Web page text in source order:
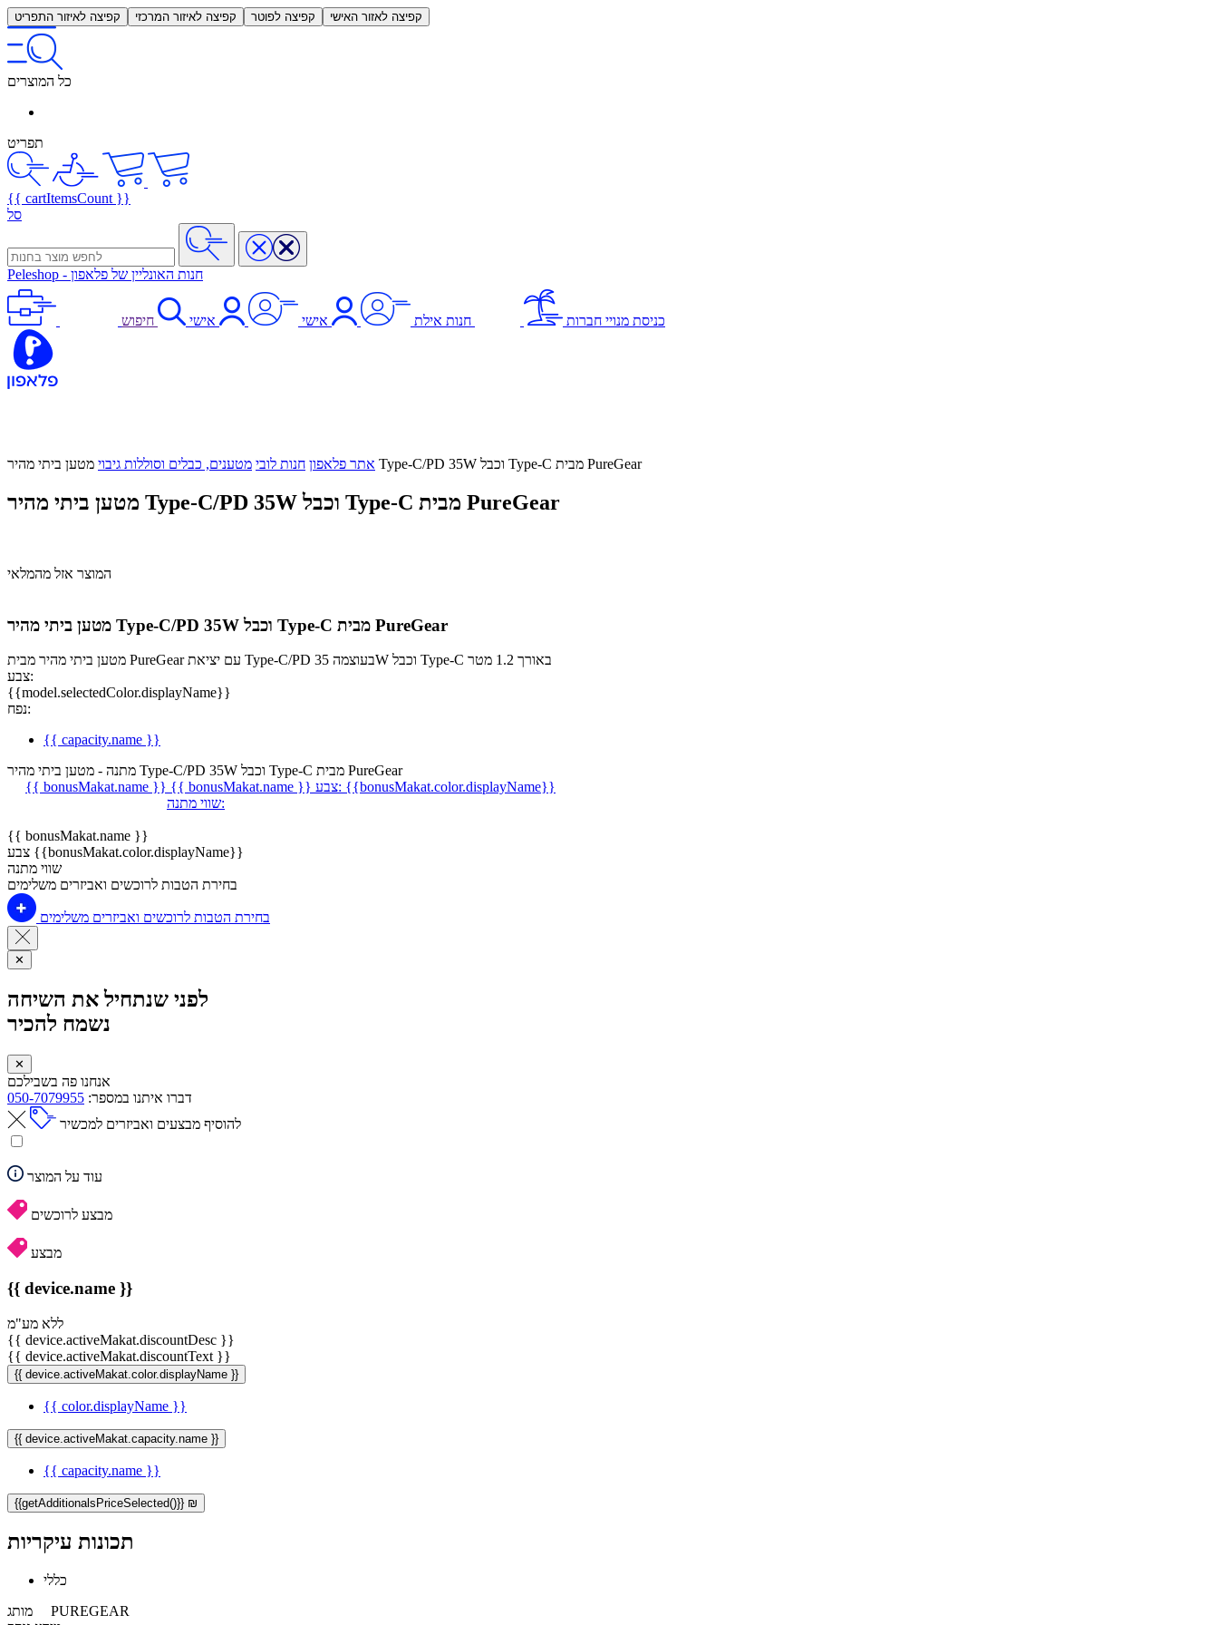
קפיצה לאיזור התפריט קפיצה לאיזור המרכזי קפיצה לפוטר קפיצה לאזור האישי
כל המוצרים
תפריט
{{ cartItemsCount }}
סל
Peleshop - חנות האונליין של פלאפון
כניסת מנויי חברות חנות אילת אישי אישי חיפוש
אתר פלאפון חנות לובי מטענים, כבלים וסוללות גיבוי מטען ביתי מהיר Type-C/PD 35W וכבל Type-C מבית PureGear
מטען ביתי מהיר Type-C/PD 35W וכבל Type-C מבית PureGear
המוצר אזל מהמלאי
מטען ביתי מהיר Type-C/PD 35W וכבל Type-C מבית PureGear
מטען ביתי מהיר מבית PureGear עם יציאת Type-C/PD בעוצמה 35W וכבל Type-C באורך 1.2 מטר
צבע:
{{model.selectedColor.displayName}}
נפח:
{{ capacity.name }}
מתנה - מטען ביתי מהיר Type-C/PD 35W וכבל Type-C מבית PureGear
{{ bonusMakat.name }} {{ bonusMakat.name }} צבע: {{bonusMakat.color.displayName}}
שווי מתנה:
{{ bonusMakat.name }}
צבע {{bonusMakat.color.displayName}}
שווי מתנה
בחירת הטבות לרוכשים ואביזרים משלימים
בחירת הטבות לרוכשים ואביזרים משלימים
✕
לפני שנתחיל את השיחה
נשמח להכיר
✕
אנחנו פה בשבילכם
דברו איתנו במספר: 050-7079955
להוסיף מבצעים ואביזרים למכשיר
עוד על המוצר
מבצע לרוכשים
מבצע
{{ device.name }}
ללא מע"מ
{{ device.activeMakat.discountDesc }}
{{ device.activeMakat.discountText }}
{{ device.activeMakat.color.displayName }}
{{ color.displayName }}
{{ device.activeMakat.capacity.name }}
{{ capacity.name }}
{{getAdditionalsPriceSelected()}} ₪
תכונות עיקריות
כללי
מותג PUREGEAR